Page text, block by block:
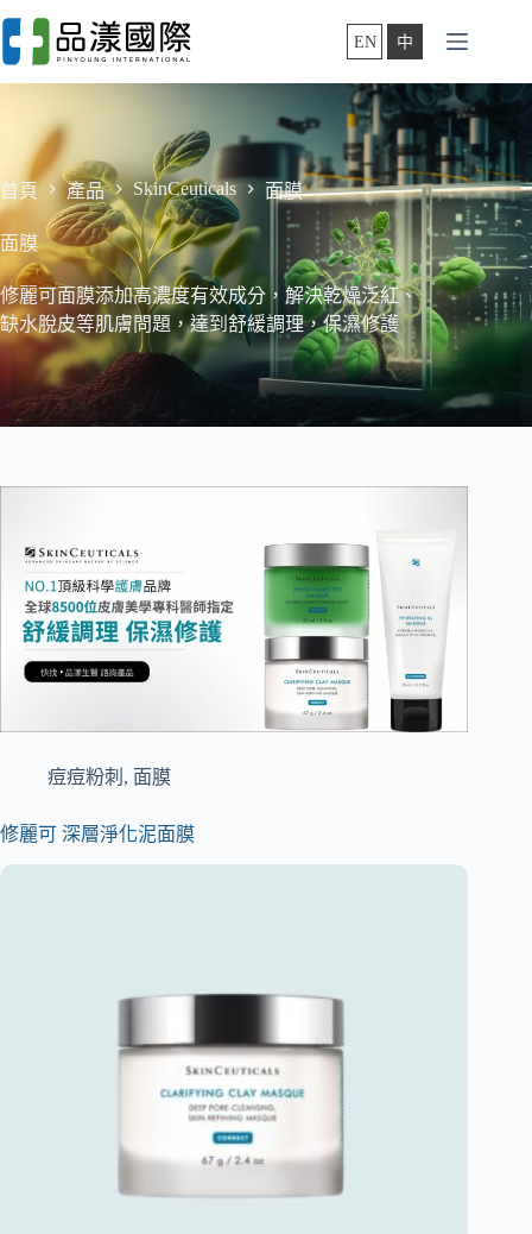
跳
至
主
EN 中
首頁 產品 SkinCeuticals 面膜
面膜
修麗可面膜添加高濃度有效成分，解決乾燥泛紅、
缺水脫皮等肌膚問題，達到舒緩調理，保濕修護
痘痘粉刺 , 面膜
修麗可 深層淨化泥面膜